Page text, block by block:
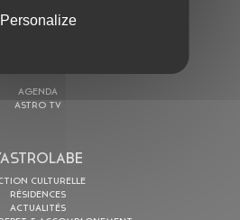
AGENDA
ASTRO TV
CULTURELLE
RÉSIDENCES
ACTUALITÉS
Personalize